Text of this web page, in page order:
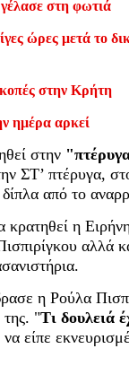
στη φωτιά
ώρες μετά το
στην Κρήτη
ημέρα αρκεί
στην
ΣΤ’ πτέρυγα,
από το
κρατηθεί η
αλλά
η Ρούλα
της. "Τι δουλειά
να είπε